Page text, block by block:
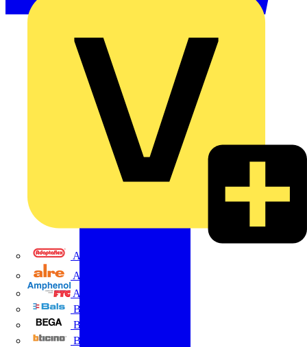
Adaptaflex
Alre
Amphenol FTG
BALS
Bega
Bticino